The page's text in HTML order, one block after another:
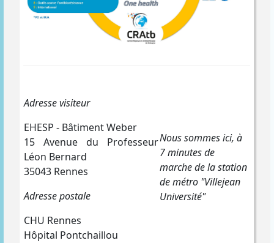
Adresse visiteur
EHESP - Bâtiment Weber
15 Avenue du Professeur
Léon Bernard
35043 Rennes
Adresse postale
CHU Rennes
Hôpital Pontchaillou
Nous sommes ici, à
7 minutes de
marche de la station
de métro "Villejean
Université"